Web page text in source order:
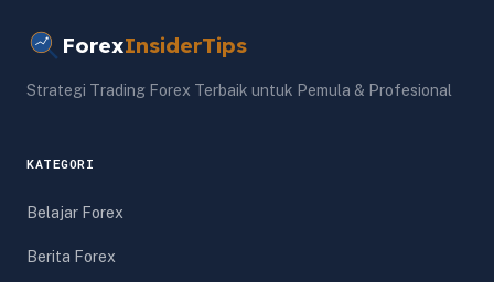
ForexInsiderTips
Strategi Trading Forex Terbaik untuk Pemula & Profesional
KATEGORI
Belajar Forex
Berita Forex